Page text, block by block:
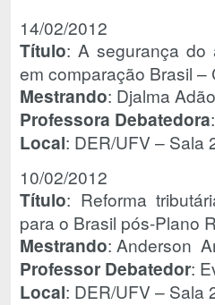
14/02/2012
Título: A segurança do
em comparação Brasil –
Mestrando: Djalma
Professora Debatedora
Local: DER/UFV – Sala
10/02/2012
Título: Reforma
para o Brasil pós-Plano
Mestrando: Anderson
Professor Debatedor:
Local: DER/UFV – Sala